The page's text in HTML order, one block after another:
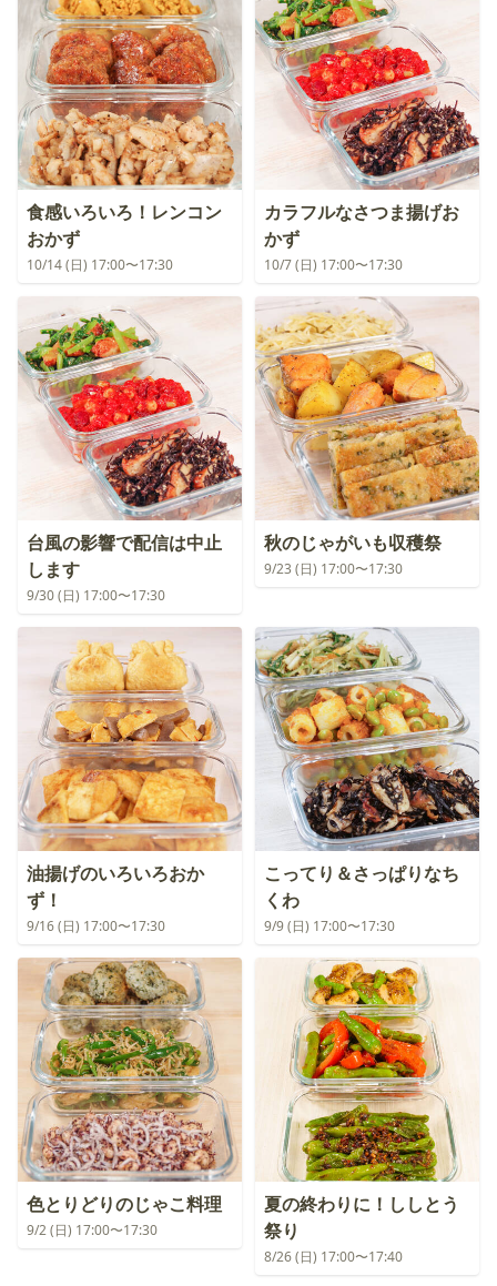
食感いろいろ！レンコン
おかず
10/14 (日) 17:00〜17:30
カラフルなさつま揚げお
かず
10/7 (日) 17:00〜17:30
台風の影響で配信は中止
します
9/30 (日) 17:00〜17:30
秋のじゃがいも収穫祭
9/23 (日) 17:00〜17:30
油揚げのいろいろおか
ず！
9/16 (日) 17:00〜17:30
こってり＆さっぱりなち
くわ
9/9 (日) 17:00〜17:30
色とりどりのじゃこ料理
9/2 (日) 17:00〜17:30
夏の終わりに！ししとう
祭り
8/26 (日) 17:00〜17:40